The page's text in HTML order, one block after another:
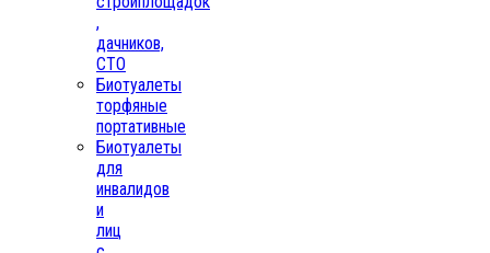
,
дачников,
СТО
Биотуалеты
торфяные
портативные
Биотуалеты
для
инвалидов
и
лиц